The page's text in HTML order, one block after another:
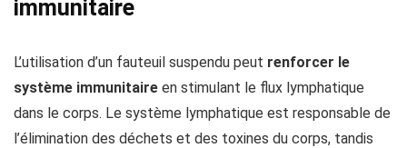
immunitaire
L’utilisation d’un fauteuil suspendu peut renforcer le
système immunitaire en stimulant le flux lymphatique
dans le corps. Le système lymphatique est responsable de
l’élimination des déchets et des toxines du corps, tandis